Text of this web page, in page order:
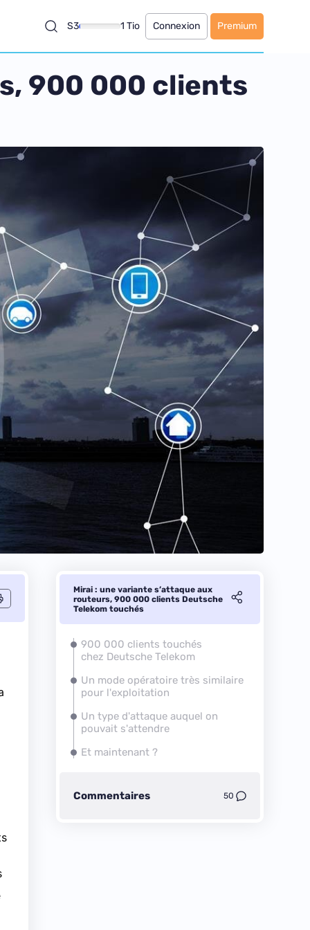
S3 1 Tio Connexion Premium
900 000 clients
Mirai : une variante s’attaque aux
routeurs, 900 000 clients Deutsche
Telekom touchés
900 000 clients touchés
chez Deutsche Telekom
Un mode opératoire très similaire
pour l'exploitation
Un type d'attaque auquel on
pouvait s'attendre
Et maintenant ?
Commentaires 50